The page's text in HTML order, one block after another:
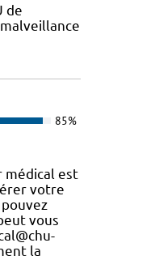
de
85%
médical est
votre
pouvez
vous
la